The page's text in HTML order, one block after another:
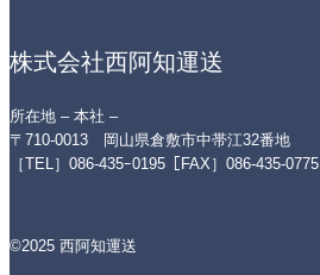
株式会社西阿知運送
所在地 – 本社 –
〒710-0013 岡山県倉敷市中帯江32番地
［TEL］086-435ｰ0195［FAX］086-435-0775
©2025 西阿知運送